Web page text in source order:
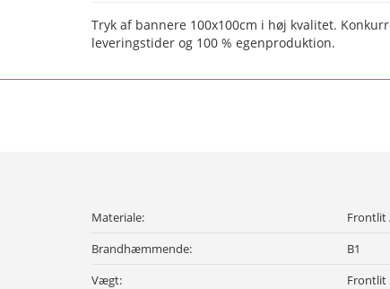
Tryk af bannere 100x100cm i høj kvalitet.
leveringstider og 100 % egenproduktion.
Materiale:
Frontlit
Brandhæmmende:
B1
Vægt:
Frontlit